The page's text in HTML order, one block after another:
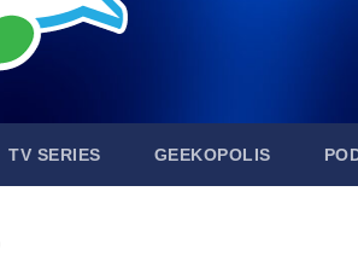
TV SERIES GEEKOPOLIS